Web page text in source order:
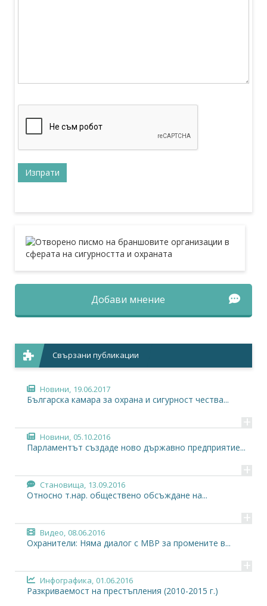
Добави мнение
Свързани публикации
Новини, 19.06.2017
Българска камара за охрана и сигурност чества...
+
Новини, 05.10.2016
Парламентът създаде ново държавно предприятие...
+
Становища, 13.09.2016
Относно т.нар. обществено обсъждане на...
+
Видео, 08.06.2016
Охранители: Няма диалог с МВР за промените в...
+
Инфографика, 01.06.2016
Разкриваемост на престъпления (2010-2015 г.)